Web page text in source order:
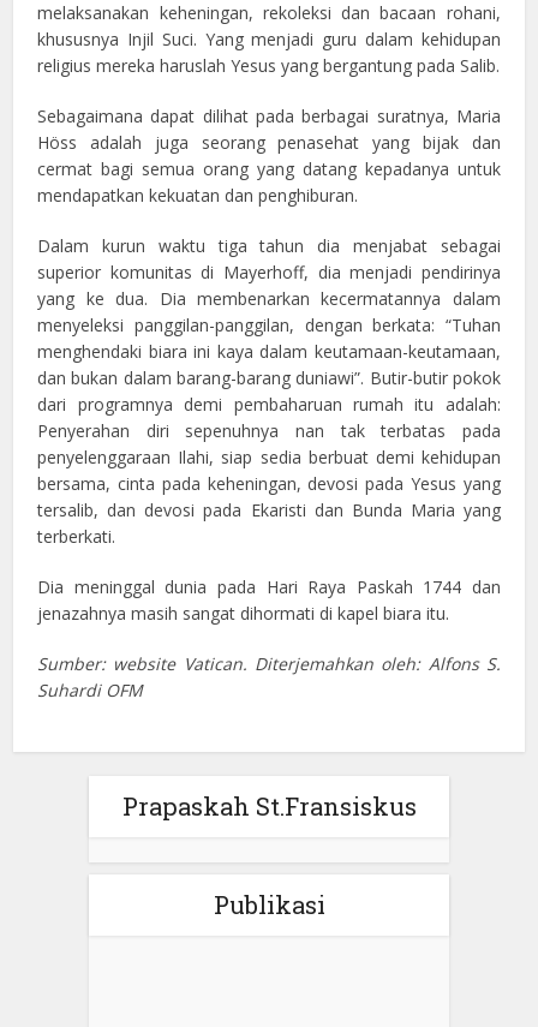
melaksanakan keheningan, rekoleksi dan bacaan rohani,
khususnya Injil Suci. Yang menjadi guru dalam kehidupan
religius mereka haruslah Yesus yang bergantung pada Salib.
Sebagaimana dapat dilihat pada berbagai suratnya, Maria
Höss adalah juga seorang penasehat yang bijak dan
cermat bagi semua orang yang datang kepadanya untuk
mendapatkan kekuatan dan penghiburan.
Dalam kurun waktu tiga tahun dia menjabat sebagai
superior komunitas di Mayerhoff, dia menjadi pendirinya
yang ke dua. Dia membenarkan kecermatannya dalam
menyeleksi panggilan-panggilan, dengan berkata: “Tuhan
menghendaki biara ini kaya dalam keutamaan-keutamaan,
dan bukan dalam barang-barang duniawi”. Butir-butir pokok
dari programnya demi pembaharuan rumah itu adalah:
Penyerahan diri sepenuhnya nan tak terbatas pada
penyelenggaraan Ilahi, siap sedia berbuat demi kehidupan
bersama, cinta pada keheningan, devosi pada Yesus yang
tersalib, dan devosi pada Ekaristi dan Bunda Maria yang
terberkati.
Dia meninggal dunia pada Hari Raya Paskah 1744 dan
jenazahnya masih sangat dihormati di kapel biara itu.
Sumber: website Vatican. Diterjemahkan oleh: Alfons S.
Suhardi OFM
Prapaskah St.Fransiskus
Publikasi